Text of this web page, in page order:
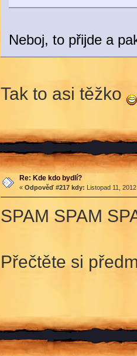
Neboj, to přijde a
Tak to asi těžko
Re: Kde kdo bydlí?
« Odpověď #217 kdy: Listopad 11,
SPAM SPAM
Přečtěte si